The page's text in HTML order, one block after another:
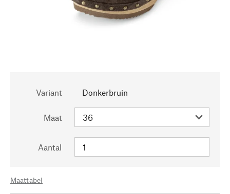
Variant Donkerbruin
Maat
Aantal
Maattabel